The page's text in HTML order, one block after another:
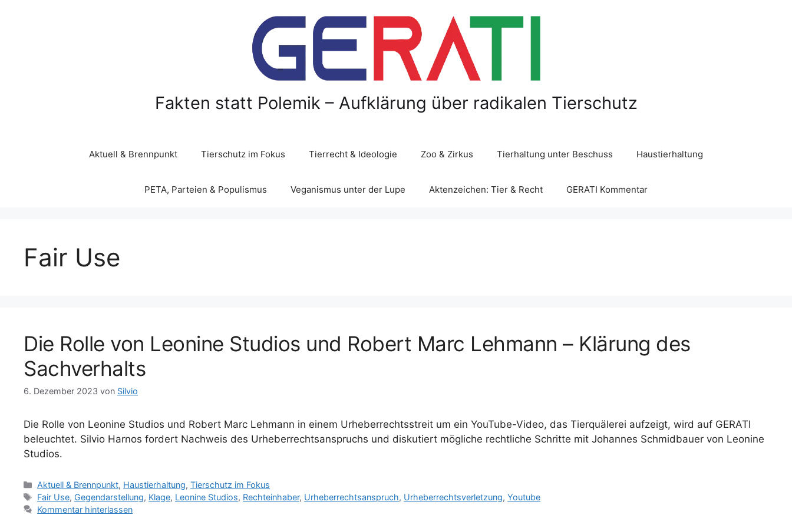
Fakten statt Polemik – Aufklärung über radikalen Tierschutz
Aktuell & Brennpunkt Tierschutz im Fokus Tierrecht & Ideologie Zoo & Zirkus Tierhaltung unter Beschuss Haustierhaltung
PETA, Parteien & Populismus Veganismus unter der Lupe Aktenzeichen: Tier & Recht GERATI Kommentar
Fair Use
Die Rolle von Leonine Studios und Robert Marc Lehmann – Klärung des
Sachverhalts
6. Dezember 2023 von Silvio
Die Rolle von Leonine Studios und Robert Marc Lehmann in einem Urheberrechtsstreit um ein YouTube-Video, das Tierquälerei aufzeigt, wird auf GERATI
beleuchtet. Silvio Harnos fordert Nachweis des Urheberrechtsanspruchs und diskutiert mögliche rechtliche Schritte mit Johannes Schmidbauer von Leonine
Studios.
K
a
t
Aktuell & Brennpunkt, Haustierhaltung,Tierschutz im Fokus
S
c
Fair Use, Gegendarstellung, Klage, Leonine Studios, Rechteinhaber, Urheberrechtsanspruch, Urheberrechtsverletzung,Youtube
Kommentar hinterlassen